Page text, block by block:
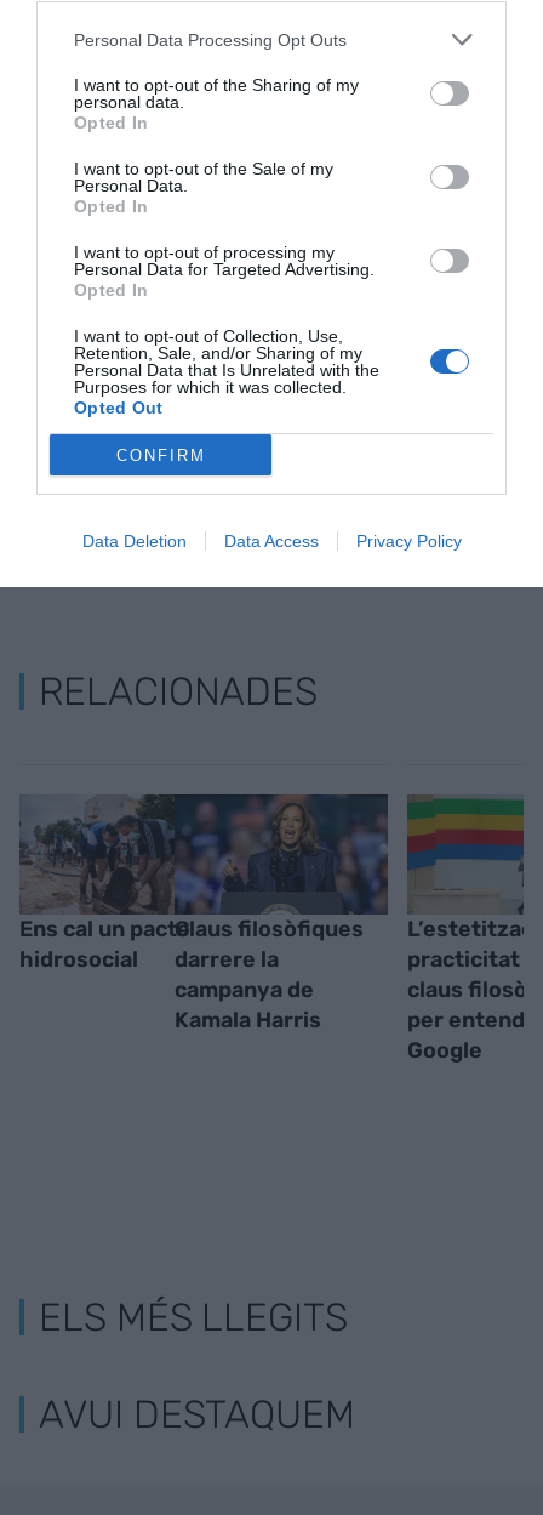
Personal Data Processing Opt Outs
I want to opt-out of the Sharing of my
personal data.
Opted In
I want to opt-out of the Sale of my
Personal Data.
Opted In
I want to opt-out of processing my
Personal Data for Targeted Advertising.
Opted In
I want to opt-out of Collection, Use,
Retention, Sale, and/or Sharing of my
Personal Data that Is Unrelated with the
Purposes for which it was collected.
Opted Out
CONFIRM
Data Deletion Data Access Privacy Policy
productiu i començar a veure de quina manera
podem conèixer-nos en profunditat, aprendre
que la nostra vida, tal com és ara, sigui millor.
Dedicar temps a entendre profundament el que
ens envolta i fer petits gestos regeneratius ens
pot ajudar a trobar noves maneres de viure més
cada cop més estrident.
AfegirVIA Empresacom a font preferida de
Google de forma gratuïta
Estigues informat amb les últimes notícies d'actualitat
RELACIONADES
Ens cal un pacte
hidrosocial
Claus filosòfiques
darrere la
campanya de
Kamala Harris
practicitat i
claus
per
Google
ELS MÉS LLEGITS
AVUI DESTAQUEM